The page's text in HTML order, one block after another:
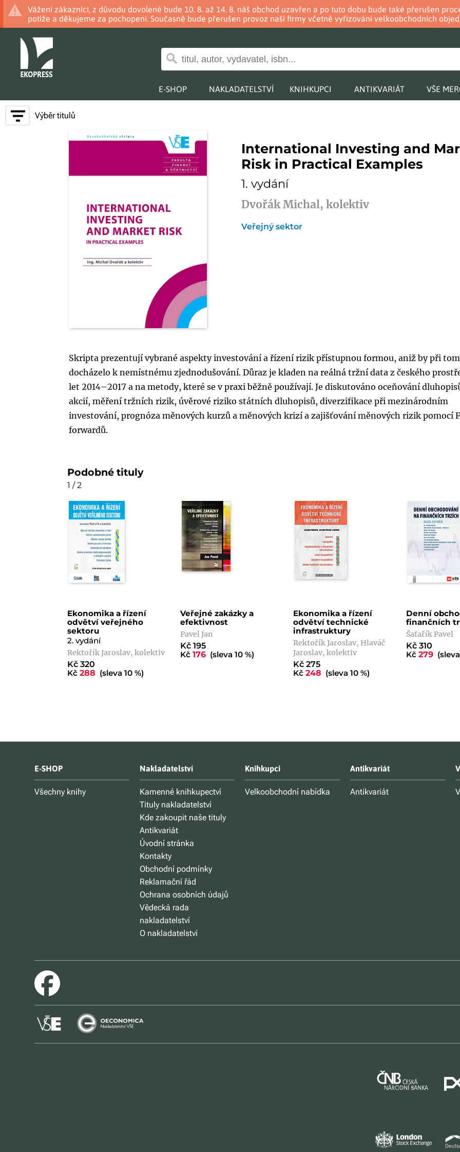
Vážení zákazníci, z důvodu dovolené bude 10. 8. až 14. 8. náš obchod uzavřen a po tuto dobu bude také přerušen
potíže a děkujeme za pochopení. Současně bude přerušen provoz naší firmy včetně vyřizování velkoobchodních
E-SHOP NAKLADATELSTVÍ KNIHKUPCI ANTIKVARIÁT VŠE
Výběr titulů
International Investing and
Risk in Practical Examples
1. vydání
Dvořák Michal, kolektiv
Veřejný sektor
Skripta prezentují vybrané aspekty investování a řízení rizik přístupnou formou, aniž by při tom
docházelo k nemístnému zjednodušování. Důraz je kladen na reálná tržní data z českého
let 2014–2017 a na metody, které se v praxi běžně používají. Je diskutováno oceňování
akcií, měření tržních rizik, úvěrové riziko státních dluhopisů, diverzifikace při mezinárodním
investování, prognóza měnových kurzů a měnových krizí a zajišťování měnových rizik pomocí
forwardů.
Podobné tituly
1 / 2
Ekonomika a řízení
odvětví veřejného
sektoru
2. vydání
Rektořík Jaroslav, kolektiv
Kč 320
Kč288 (sleva 10 %)
Veřejné zakázky a
efektivnost
Pavel Jan
Kč 195
Kč176 (sleva 10 %)
Ekonomika a řízení
odvětví technické
infrastruktury
Rektořík Jaroslav, Hlaváč
Jaroslav, kolektiv
Kč 275
Kč248 (sleva 10 %)
Denní
finančních
Šafařík Pavel
Kč 310
Kč279
E-SHOP
Všechny knihy
Nakladatelství
Kamenné knihkupectví
Tituly nakladatelství
Kde zakoupit naše tituly
Antikvariát
Úvodní stránka
Kontakty
Obchodní podmínky
Reklamační řád
Ochrana osobních údajů
Vědecká rada
nakladatelství
O nakladatelství
Knihkupci
Velkoobchodní nabídka
Antikvariát
Antikvariát